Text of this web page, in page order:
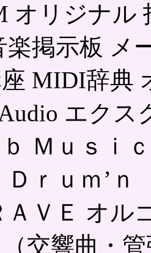
オリジナル
楽掲示板 メ
MIDI辞典
エクス
ｂ Ｍｕｓｉ
Ｄｒｕｍ’
ＡＶＥ オル
（交響曲・